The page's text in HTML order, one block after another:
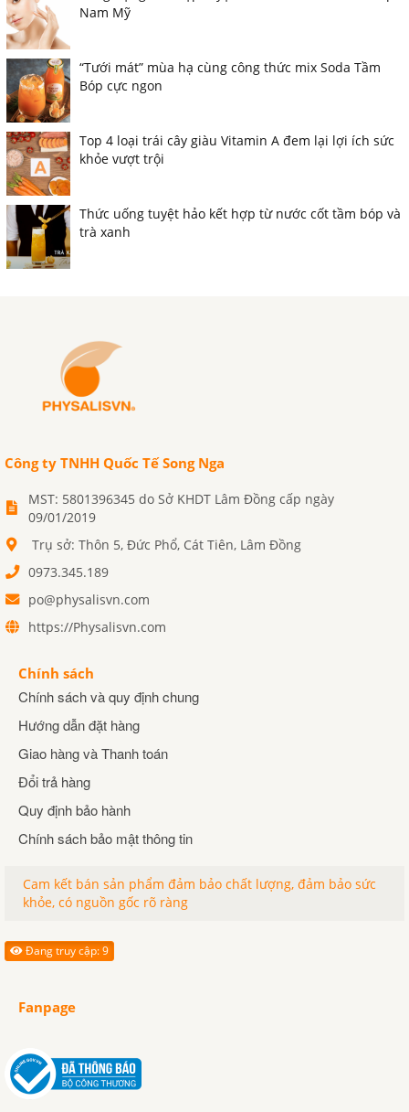
Nam Mỹ
“Tưới mát” mùa hạ cùng công thức mix Soda Tầm
Bóp cực ngon
Top 4 loại trái cây giàu Vitamin A đem lại lợi ích sức
khỏe vượt trội
Thức uống tuyệt hảo kết hợp từ nước cốt tầm bóp và
trà xanh
Công ty TNHH Quốc Tế Song Nga
MST: 5801396345 do Sở KHDT Lâm Đồng cấp ngày
09/01/2019
Trụ sở: Thôn 5, Đức Phổ, Cát Tiên, Lâm Đồng
0973.345.189
po@physalisvn.com
https://Physalisvn.com
Chính sách
Chính sách và quy định chung
Hướng dẫn đặt hàng
Giao hàng và Thanh toán
Đổi trả hàng
Quy định bảo hành
Chính sách bảo mật thông tin
Cam kết bán sản phẩm đảm bảo chất lượng, đảm bảo sức
khỏe, có nguồn gốc rõ ràng
Đang truy cập: 9
Fanpage